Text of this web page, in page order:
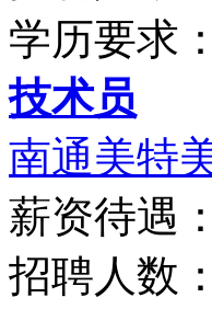
学历要求
技术员
南通美特
薪资待遇
招聘人数